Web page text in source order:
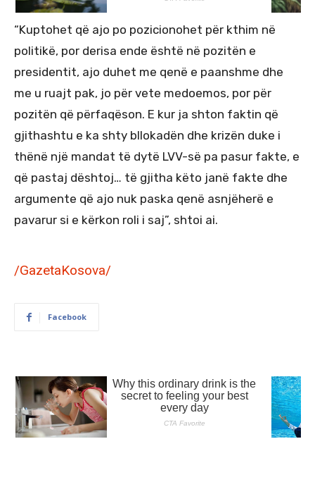
“Kuptohet që ajo po pozicionohet për kthim në
politikë, por derisa ende është në pozitën e
presidentit, ajo duhet me qenë e paanshme dhe
me u ruajt pak, jo për vete medoemos, por për
pozitën që përfaqëson. E kur ja shton faktin që
gjithashtu e ka shty bllokadën dhe krizën duke i
thënë një mandat të dytë LVV-së pa pasur fakte, e
që pastaj dështoj… të gjitha këto janë fakte dhe
argumente që ajo nuk paska qenë asnjëherë e
pavarur si e kërkon roli i saj”, shtoi ai.
/GazetaKosova/
Facebook